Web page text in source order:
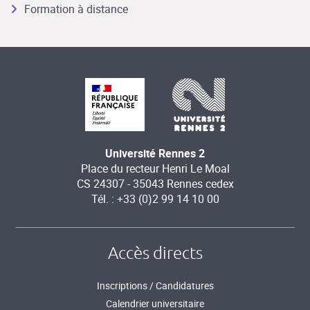
Formation à distance
Université Rennes 2
Place du recteur Henri Le Moal
CS 24307 - 35043 Rennes cedex
Tél. : +33 (0)2 99 14 10 00
Accès directs
Inscriptions / Candidatures
Calendrier universitaire